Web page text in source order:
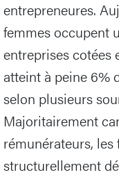
entrepreneures.
femmes occupent
entreprises cotées
atteint à peine 6%
selon plusieurs
Majoritairement
rémunérateurs,
structurellement